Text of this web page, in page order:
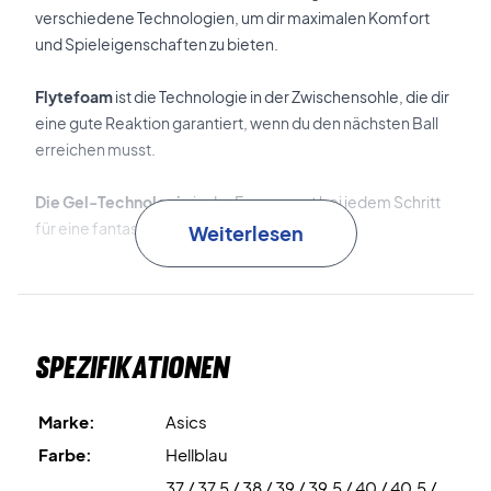
verschiedene Technologien, um dir maximalen Komfort
und Spieleigenschaften zu bieten.
Flytefoamist die Technologie in der Zwischensohle, die dir
eine gute Reaktion garantiert, wenn du den nächsten Ball
erreichen musst.
Die Gel-Technologiein der Ferse sorgt bei jedem Schritt
für eine fantastische Stoßdämpfung.
gute Voraussetzungen für eine gute Beinarbeit.
Damen-Badmintonschuhe mit guter Stoßdämpfung
Weiterlesen
Spezifikationen
Marke:
Asics
Farbe:
Hellblau